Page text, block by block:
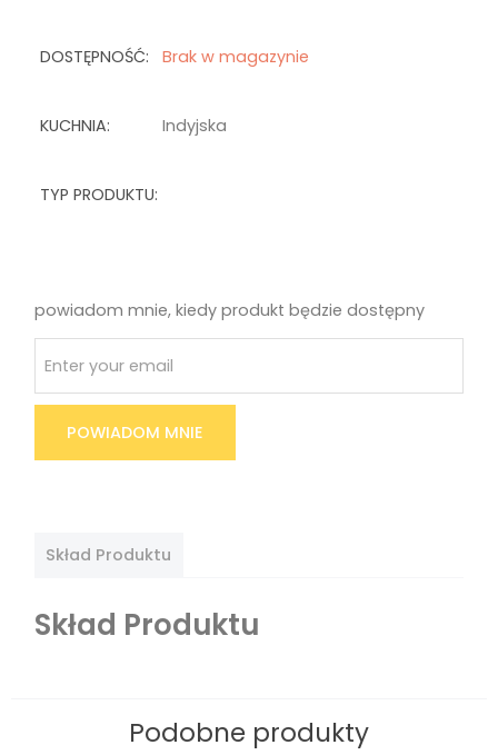
DOSTĘPNOŚĆ: Brak w magazynie
KUCHNIA: Indyjska
TYP PRODUKTU:
powiadom mnie, kiedy produkt będzie dostępny
POWIADOM MNIE
Skład Produktu
Skład Produktu
Podobne produkty